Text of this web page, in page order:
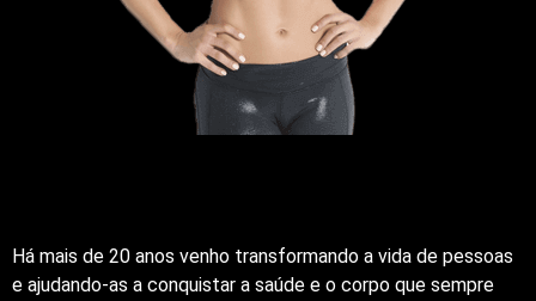
Há mais de 20 anos venho transformando a vida de pessoas
e ajudando-as a conquistar a saúde e o corpo que sempre